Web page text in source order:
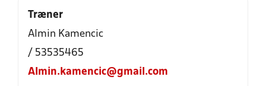
Træner
Almin Kamencic
/ 53535465
Almin.kamencic@gmail.com